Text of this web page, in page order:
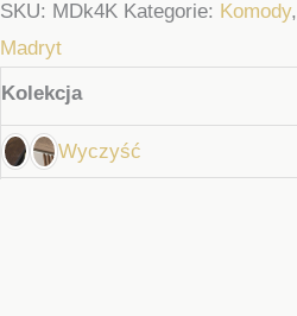
SKU: MDk4K Kategorie: Komody,
Madryt
Kolekcja
Wyczyść